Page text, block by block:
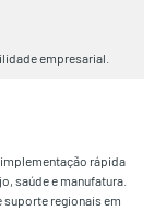
empresarial.
rápida
saúde e manufatura.
suporte regionais em